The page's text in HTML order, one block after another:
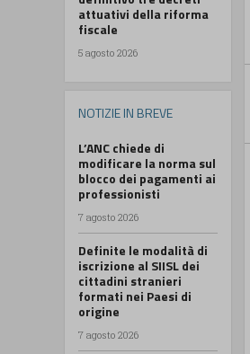
attuativi della riforma
fiscale
5 agosto 2026
NOTIZIE IN BREVE
L’ANC chiede di
modificare la norma sul
blocco dei pagamenti ai
professionisti
7 agosto 2026
Definite le modalità di
iscrizione al SIISL dei
cittadini stranieri
formati nei Paesi di
origine
7 agosto 2026